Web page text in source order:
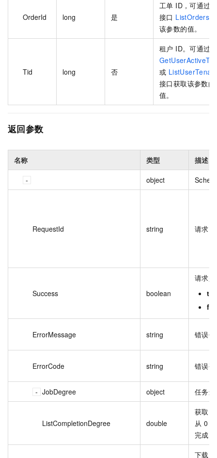
OrderId long 是
工单 ID，可通过
接口 ListOrders
该参数的值。
Tid long 否
租户 ID。可通过
或
接口获取该参数的
值。
返回参数
名称 类型 描述
object
RequestId string 请求
Success boolean
请求
ErrorMessage string 错误
ErrorCode string 错误
JobDegree object 任务
ListCompletionDegree double
获取
从 0
完成。
下载